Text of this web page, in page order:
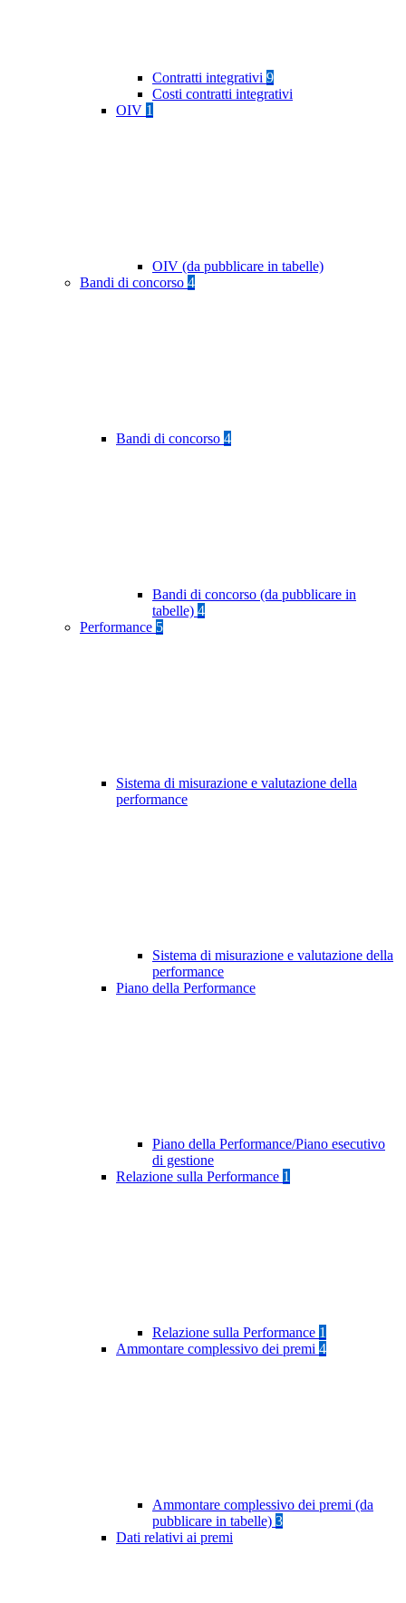
Contratti integrativi 9
Costi contratti integrativi
OIV 1
OIV (da pubblicare in tabelle)
Bandi di concorso 4
Bandi di concorso 4
Bandi di concorso (da pubblicare in
tabelle) 4
Performance 5
Sistema di misurazione e valutazione della
performance
Sistema di misurazione e valutazione della
performance
Piano della Performance
Piano della Performance/Piano esecutivo
di gestione
Relazione sulla Performance 1
Relazione sulla Performance 1
Ammontare complessivo dei premi 4
Ammontare complessivo dei premi (da
pubblicare in tabelle) 3
Dati relativi ai premi